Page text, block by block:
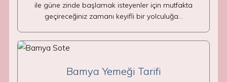
ile güne zinde başlamak isteyenler için mutfakta
geçireceğiniz zamanı keyifli bir yolculuğa…
Bamya Yemeği Tarifi